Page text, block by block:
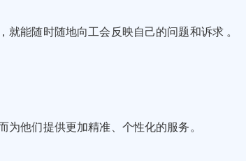
能随时随地向工会反映自己的问题和诉求 。
他们提供更加精准、个性化的服务。